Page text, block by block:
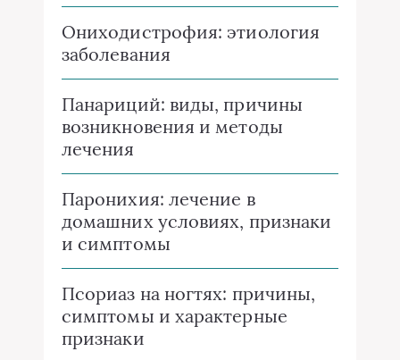
Ониходистрофия: этиология
заболевания
Панариций: виды, причины
возникновения и методы
лечения
Паронихия: лечение в
домашних условиях, признаки
и симптомы
Псориаз на ногтях: причины,
симптомы и характерные
признаки